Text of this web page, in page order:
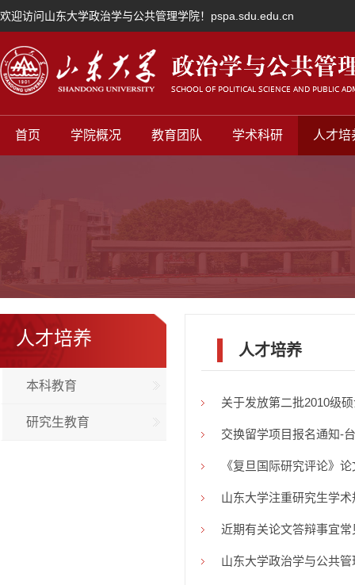
欢迎访问山东大学政治学与公共管理学院！pspa.sdu.edu.cn
首页 学院概况 教育团队 学术科研 人才培
人才培养
本科教育
研究生教育
人才培养
关于发放第二批2010级
交换留学项目报名通知-
《复旦国际研究评论》
山东大学注重研究生学
近期有关论文答辩事宜
山东大学政治学与公共